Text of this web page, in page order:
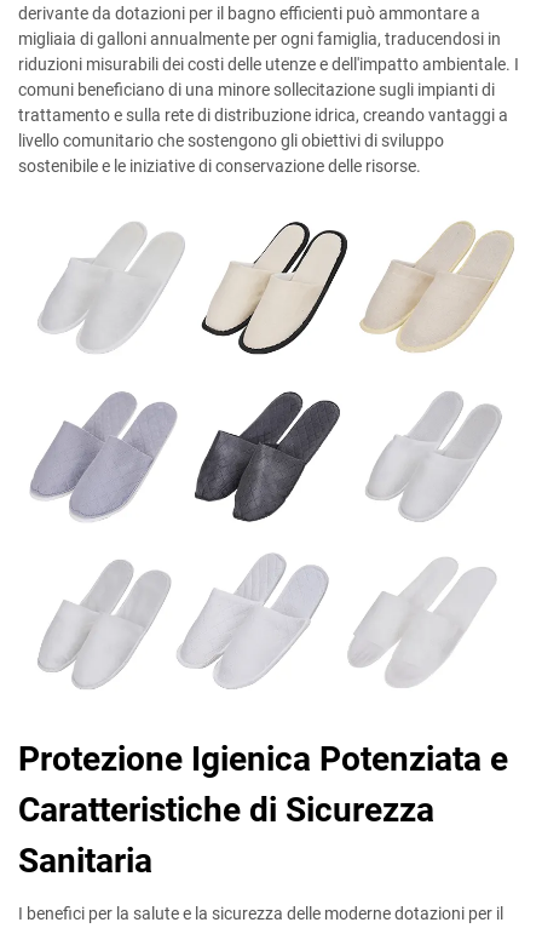
derivante da dotazioni per il bagno efficienti può ammontare a
migliaia di galloni annualmente per ogni famiglia, traducendosi in
riduzioni misurabili dei costi delle utenze e dell'impatto ambientale. I
comuni beneficiano di una minore sollecitazione sugli impianti di
trattamento e sulla rete di distribuzione idrica, creando vantaggi a
livello comunitario che sostengono gli obiettivi di sviluppo
sostenibile e le iniziative di conservazione delle risorse.
Protezione Igienica Potenziata e
Caratteristiche di Sicurezza
Sanitaria
I benefici per la salute e la sicurezza delle moderne dotazioni per il